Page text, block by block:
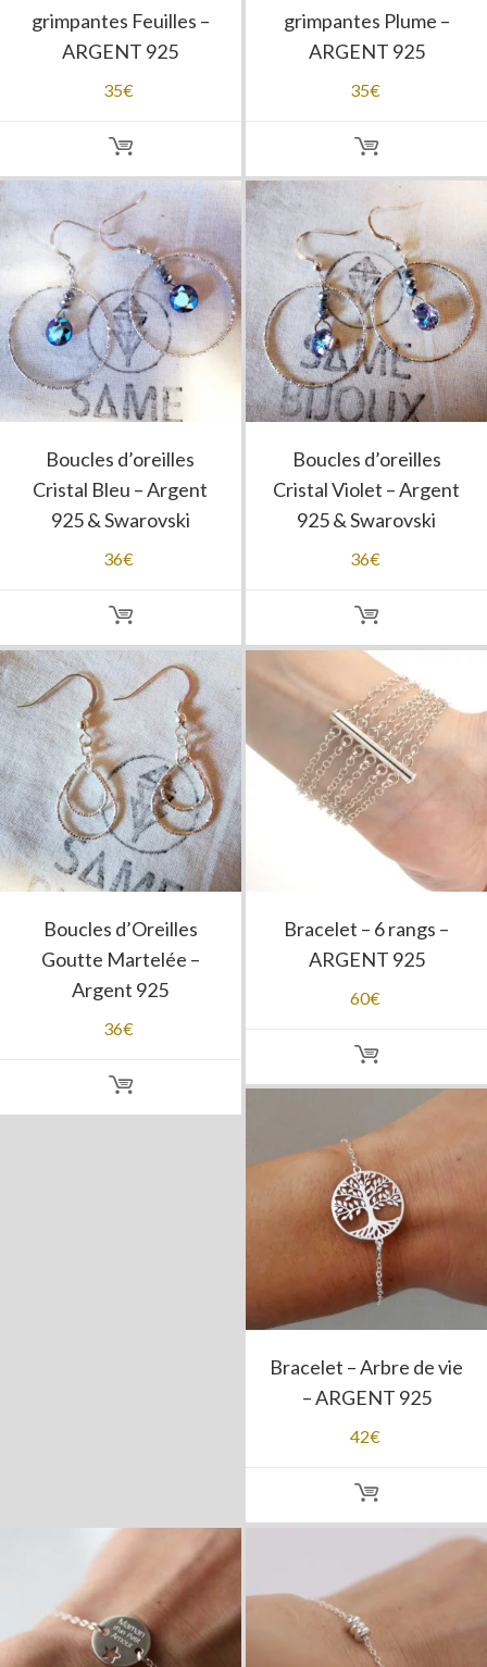
grimpantes Feuilles –
ARGENT 925
35€
grimpantes Plume –
ARGENT 925
35€
Boucles d’oreilles
Cristal Bleu – Argent
925 & Swarovski
36€
Boucles d’oreilles
Cristal Violet – Argent
925 & Swarovski
36€
Boucles d’Oreilles
Goutte Martelée –
Argent 925
36€
Bracelet – 6 rangs –
ARGENT 925
60€
Bracelet – Arbre de vie
– ARGENT 925
42€